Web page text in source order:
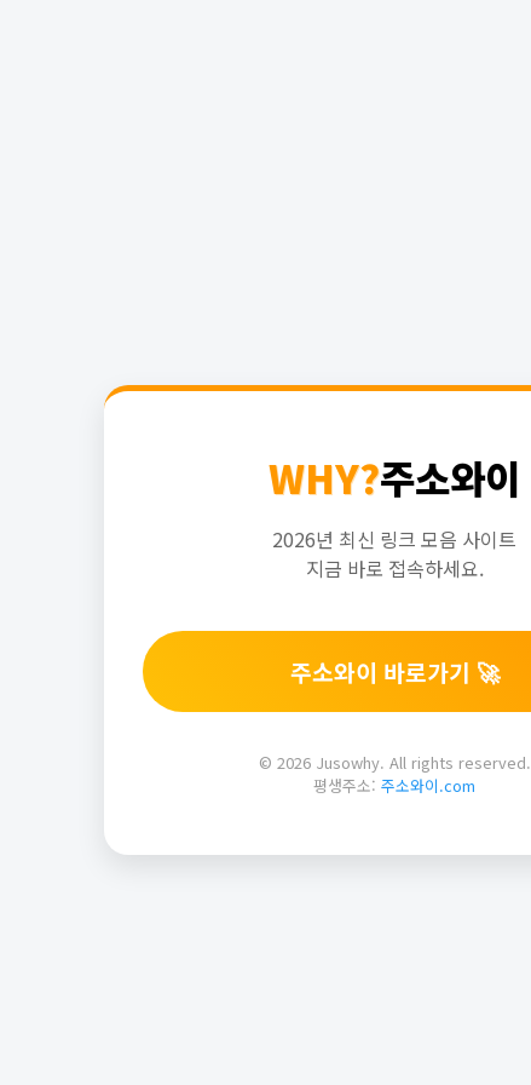
WHY?주소와이
2026년 최신 링크 모음 사이트
지금 바로 접속하세요.
주소와이 바로가기 🚀
© 2026 Jusowhy. All rights reserved.
평생주소: 주소와이.com